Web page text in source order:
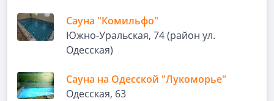
Сауна "Комильфо"
Южно-Уральская, 74 (район ул.
Одесская)
Сауна на Одесской "Лукоморье"
Одесская, 63